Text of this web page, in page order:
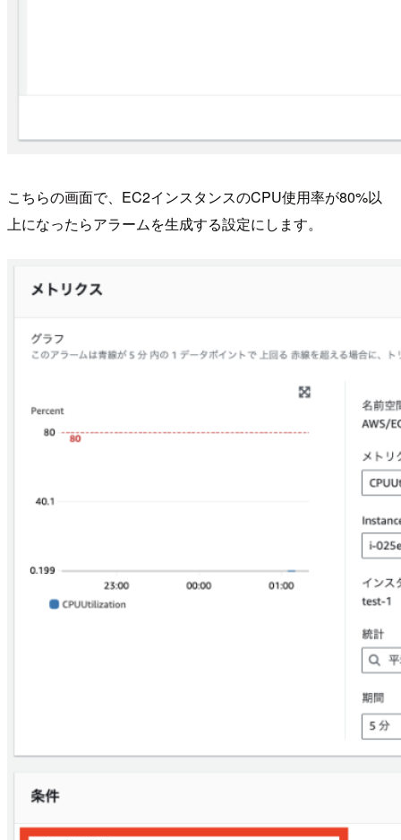
こちらの画面で、EC2インスタンスのCPU使用率が80%以
上になったらアラームを生成する設定にします。